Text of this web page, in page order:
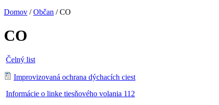
Domov /Občan /CO
CO
Čelný list
Improvizovaná ochrana dýchacích ciest
Informácie o linke tiesňového volania 112